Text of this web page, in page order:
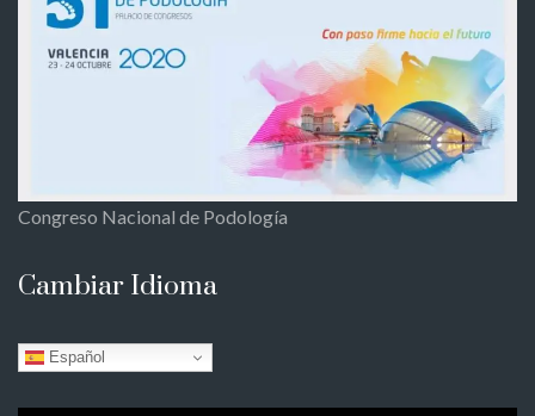
Congreso Nacional de Podología
Cambiar Idioma
Español